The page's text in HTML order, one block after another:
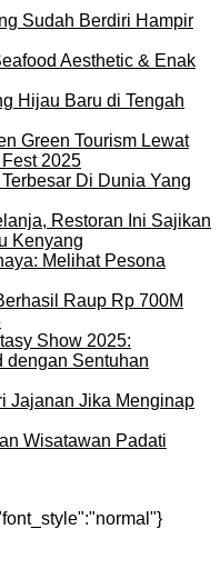
Sudah Berdiri Hampir
Aesthetic & Enak
Hijau Baru di Tengah
Green Tourism Lewat
2025
Di Dunia Yang
Restoran Ini Sajikan
Kenyang
Melihat Pesona
Raup Rp 700M
Show 2025:
dengan Sentuhan
Jajanan Jika Menginap
Wisatawan Padati